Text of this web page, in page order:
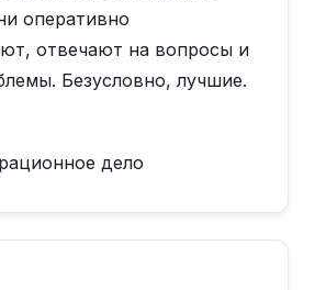
оперативно
отвечают на вопросы и
Безусловно, лучшие.
дело